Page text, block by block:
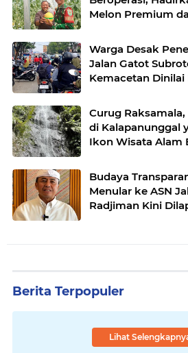
Melon Premium
Warga Desak
Jalan Gatot
Kemacetan Dinilai
Curug
di Kalapanunggal
Ikon Wisata Alam
Budaya
Menular ke ASN
Radjiman Kini
Berita Terpopuler
Lihat